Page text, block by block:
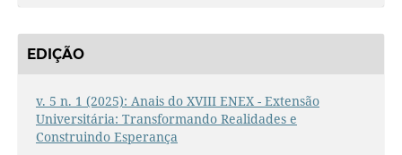
EDIÇÃO
v. 5 n. 1 (2025): Anais do XVIII ENEX - Extensão
Universitária: Transformando Realidades e
Construindo Esperança